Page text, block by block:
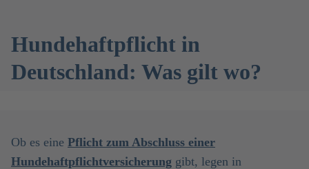
Hundehaftpflicht in
Deutschland: Was gilt wo?
Ob es eine Pflicht zum Abschluss einer
Hundehaftpflichtversicherung gibt, legen in